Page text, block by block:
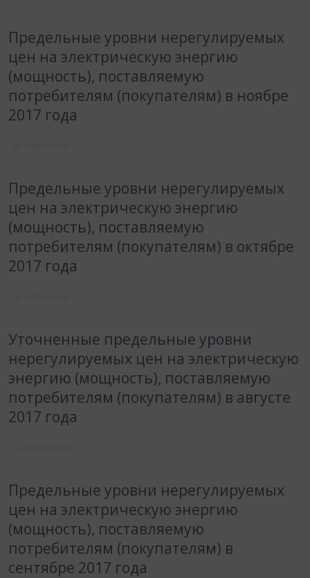
Предельные уровни нерегулируемых
цен на электрическую энергию
(мощность), поставляемую
потребителям (покупателям) в ноябре
2017 года
Предельные уровни нерегулируемых
цен на электрическую энергию
(мощность), поставляемую
потребителям (покупателям) в октябре
2017 года
Уточненные предельные уровни
нерегулируемых цен на электрическую
энергию (мощность), поставляемую
потребителям (покупателям) в августе
2017 года
Предельные уровни нерегулируемых
цен на электрическую энергию
(мощность), поставляемую
потребителям (покупателям) в
сентябре 2017 года